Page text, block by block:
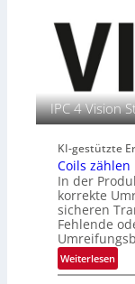
r
e
t
s
l
e
t
e
i
n
IPC 4 Vision
KI-gestützte
Coils zählen
In der
korrekte
sicheren
Fehlende
Weiterlesen:
C